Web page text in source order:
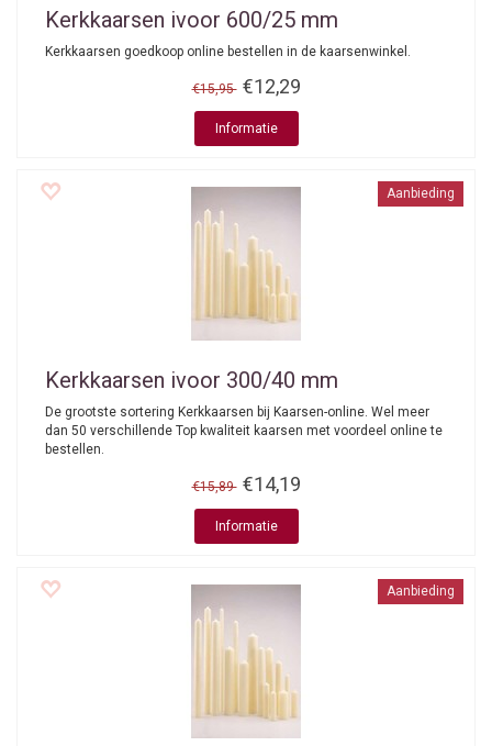
Kerkkaarsen ivoor 600/25 mm
Kerkkaarsen goedkoop online bestellen in de kaarsenwinkel.
€15,95 €12,29
Informatie
Aanbieding
Kerkkaarsen ivoor 300/40 mm
De grootste sortering Kerkkaarsen bij Kaarsen-online. Wel meer
dan 50 verschillende Top kwaliteit kaarsen met voordeel online te
bestellen.
€15,89 €14,19
Informatie
Aanbieding